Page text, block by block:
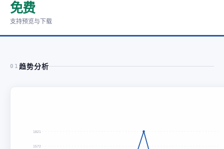
免费
支持预览与下载
01 趋势分析
1821
1572